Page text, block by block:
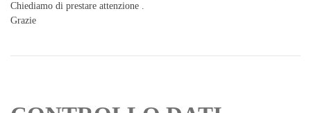
Chiediamo di prestare attenzione .
Grazie